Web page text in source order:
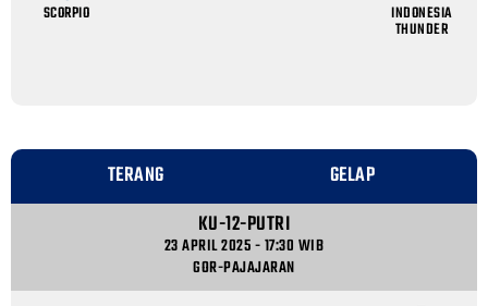
SCORPIO INDONESIA
THUNDER
TERANG
GELAP
KU-12-PUTRI
23 APRIL 2025 - 17:30 WIB
GOR-PAJAJARAN